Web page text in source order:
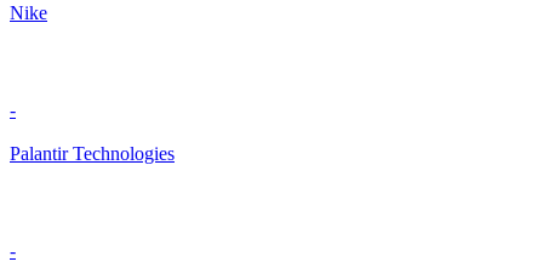
Nike
-
Palantir Technologies
-